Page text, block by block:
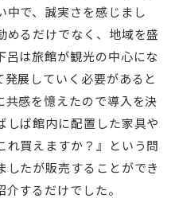
中で、誠実さを感じまし
めるだけでなく、地域を盛
呂は旅館が観光の中心にな
展していく必要があると
共感を憶えたので導入を決
しば館内に配置した家具や
れ買えますか？』という問
したが販売することができ
するだけでした。